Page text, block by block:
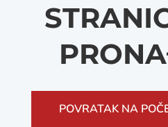
POVRATAK NA